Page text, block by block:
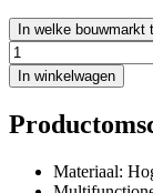
In welke bouwmarkt
In winkelwagen
Materiaal: